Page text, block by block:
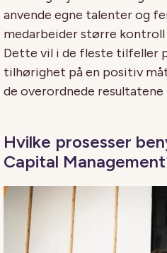
anvende egne talenter og
medarbeider større kontroll
Dette vil i de fleste tilfeller
tilhørighet på en positiv
de overordnede resultatene
Hvilke prosesser
Capital